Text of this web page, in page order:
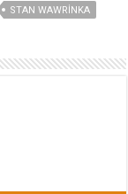
STAN WAWRINKA